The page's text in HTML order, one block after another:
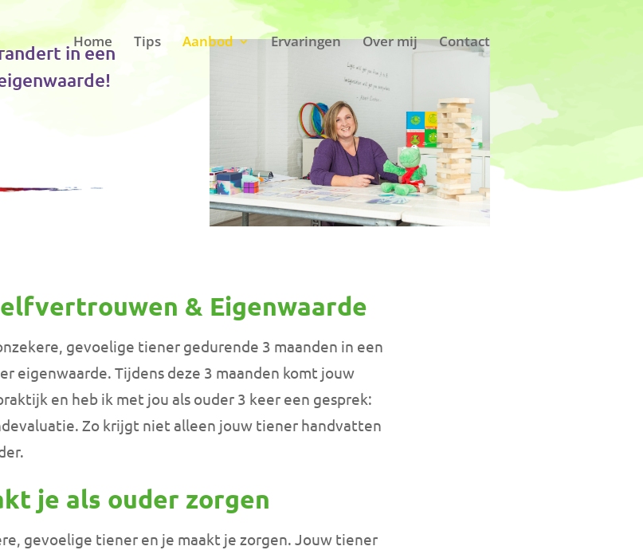
Home Tips Aanbod Ervaringen Over mij Contact
in een
& Eigenwaarde
gevoelige tiener gedurende 3 maanden in een
eigenwaarde. Tijdens deze 3 maanden komt jouw
en heb ik met jou als ouder 3 keer een gesprek:
Zo krijgt niet alleen jouw tiener handvatten
je als ouder zorgen
gevoelige tiener en je maakt je zorgen. Jouw tiener